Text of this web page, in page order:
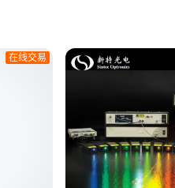
在线交易